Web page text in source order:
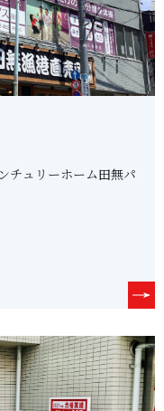
チュリーホーム田無パ